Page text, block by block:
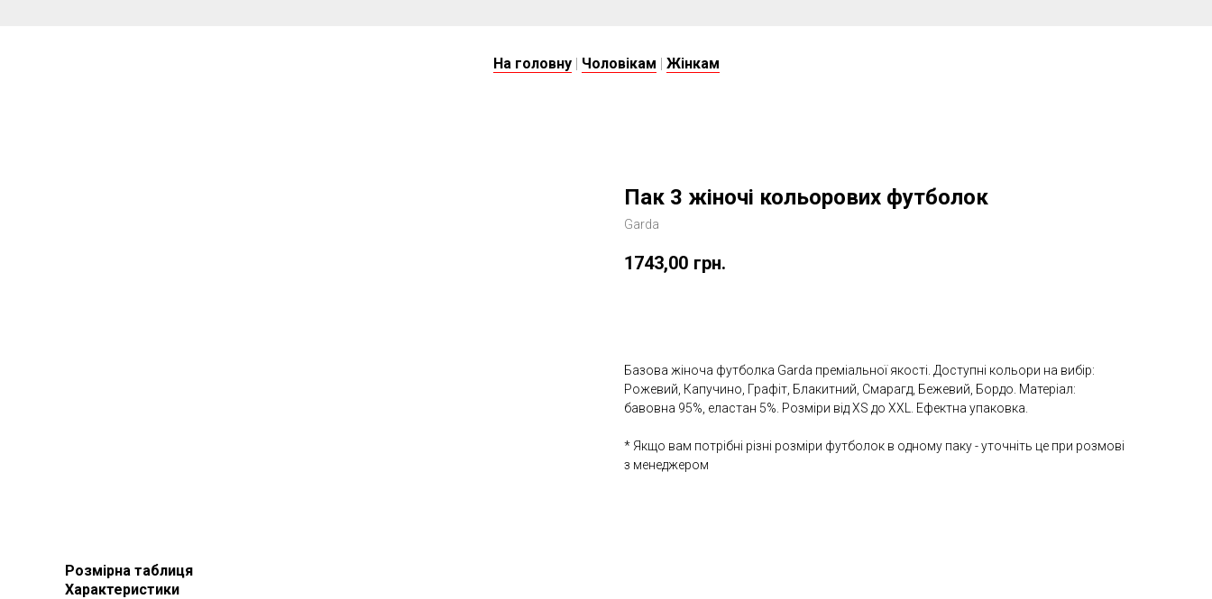
На головну | Чоловікам | Жінкам
Пак 3 жіночі кольорових футболок
Garda
1743,00 грн.
Базова жіноча футболка Garda преміальної якості. Доступні кольори на вибір:
Рожевий, Капучино, Графіт, Блакитний, Смарагд, Бежевий, Бордо. Матеріал:
бавовна 95%, еластан 5%. Розміри від XS до XXL. Ефектна упаковка.
* Якщо вам потрібні різні розміри футболок в одному паку - уточніть це при розмові
з менеджером
Розмірна таблиця
Характеристики